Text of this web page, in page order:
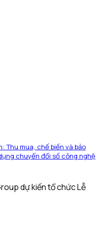
Thu mua, chế biến và bảo
chuyển đổi số công nghệ
dự kiến tổ chức Lễ